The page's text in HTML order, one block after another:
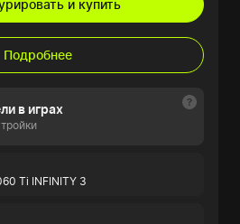
и купить
Подробнее
в играх
Ti INFINITY 3